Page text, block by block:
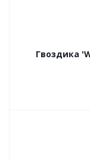
Гвоздика